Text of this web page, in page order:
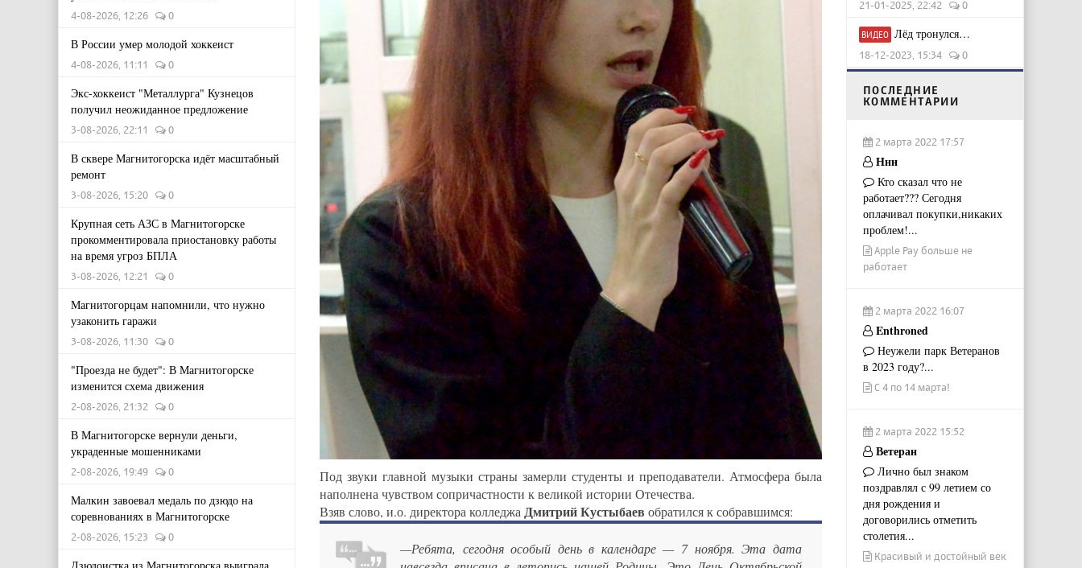
4-08-2026, 12:26 0
В России умер молодой хоккеист
4-08-2026, 11:11 0
Экс-хоккеист "Металлурга" Кузнецов
получил неожиданное предложение
3-08-2026, 22:11 0
В сквере Магнитогорска идёт масштабный
ремонт
3-08-2026, 15:20 0
Крупная сеть АЗС в Магнитогорске
прокомментировала приостановку работы
на время угроз БПЛА
3-08-2026, 12:21 0
Магнитогорцам напомнили, что нужно
узаконить гаражи
3-08-2026, 11:30 0
"Проезда не будет": В Магнитогорске
изменится схема движения
2-08-2026, 21:32 0
В Магнитогорске вернули деньги,
украденные мошенниками
2-08-2026, 19:49 0
Малкин завоевал медаль по дзюдо на
соревнованиях в Магнитогорске
2-08-2026, 15:23 0
Под звуки главной музыки страны замерли студенты и преподаватели. Атмосфера была
наполнена чувством сопричастности к великой истории Отечества.
Взяв слово, и.о. директора колледжа Дмитрий Кустыбаев обратился к собравшимся:
—Ребята, сегодня особый день в календаре — 7 ноября. Эта дата
21-01-2025, 22:42 0
ВИДЕО Лёд тронулся…
18-12-2023, 15:34 0
ПОСЛЕДНИЕ
КОММЕНТАРИИ
2 марта 2022 17:57
Ннн
Кто сказал что не
работает??? Сегодня
оплачивал покупки,никаких
проблем!...
Apple Pay больше не
работает
2 марта 2022 16:07
Enthroned
Неужели парк Ветеранов
в 2023 году?...
С 4 по 14 марта!
2 марта 2022 15:52
Ветеран
Лично был знаком
поздравлял с 99 летием со
дня рождения и
договорились отметить
столетия...
Красивый и достойный век